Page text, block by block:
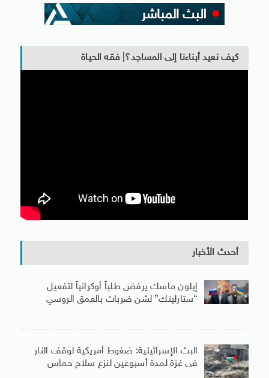
كيف نعيد أبناءنا إلى المساجد؟| فقه الحياة
أحدث الأخبار
إيلون ماسك يرفض طلباً أوكرانياً لتفعيل
“ستارلينك” لشن ضربات بالعمق الروسي
البث الإسرائيلية: ضغوط أمريكية لوقف النار
فى غزة لمدة أسبوعين لنزع سلاح حماس